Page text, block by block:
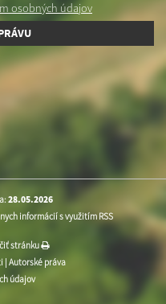
osobných údajov
28.05.2026
informácií s využitím RSS
stránku
Autorské práva
údajov